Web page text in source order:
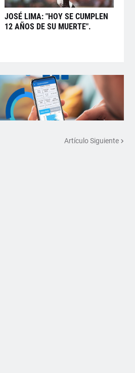
JOSÉ LIMA: "HOY SE CUMPLEN
12 AÑOS DE SU MUERTE".
Artículo Siguiente